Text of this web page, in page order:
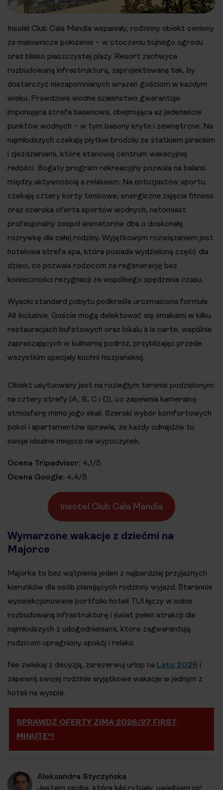
Insolel Club Cala Mandia wspaniały, rodzinny obiekt ceniony
za malownicze położenie – w otoczeniu bujnego ogrodu
oraz blisko piaszczystej plaży. Resort zachwyca
rozbudowaną infrastrukturą, zaprojektowaną tak, by
dostarczyć niezapomnianych wrażeń gościom w każdym
wieku. Prawdziwe wodne szaleństwo gwarantuje
imponująca strefa basenowa, obejmująca aż jedenaście
punktów wodnych – w tym baseny kryte i zewnętrzne. Na
najmłodszych czekają płytkie brodziki ze statkiem pirackim
i zjeżdżalniami, które stanowią centrum wakacyjnej
radości. Bogaty program rekreacyjny pozwala na balans
między aktywnością a relaksem. Na entuzjastów sportu
czekają cztery korty tenisowe, energiczne zajęcia fitness
oraz szeroka oferta sportów wodnych, natomiast
profesjonalny zespół animatorów dba o doskonałą
rozrywkę dla całej rodziny. Wyjątkowym rozwiązaniem jest
hotelowa strefa spa, która posiada wydzieloną część dla
dzieci, co pozwala rodzicom na regenerację bez
konieczności rezygnacji ze wspólnego spędzenia czasu.
Wysoki standard pobytu podkreśla urozmaicona formuła
All Inclusive. Goście mogą delektować się smakami w kilku
restauracjach bufetowych oraz lokalu à la carte, wspólnie
zapraszających w kulinarną podróż, przybliżając przede
wszystkim specjały kuchni hiszpańskiej.
Obiekt usytuowany jest na rozległym terenie podzielonym
na cztery strefy (A, B, C i D), co zapewnia kameralną
atmosferę mimo jego skali. Szeroki wybór komfortowych
pokoi i apartamentów sprawia, że każdy odnajdzie tu
swoje idealne miejsce na wypoczynek.
Ocena Tripadvisor: 4,1/5
Ocena Google: 4,4/5
Insotel Club Cala Mandia
Wymarzone wakacje z dziećmi na
Majorce
Majorka to bez wątpienia jeden z najbardziej przyjaznych
kierunków dla osób planujących rodzinny wyjazd. Starannie
wyselekcjonowane portfolio hoteli TUI łączy w sobie
rozbudowaną infrastrukturę i świat pełen atrakcji dla
najmłodszych z udogodnieniami, które zagwarantują
rodzicom upragniony spokój i relaks.
Nie zwlekaj z decyzją, zarezerwuj urlop na Lato 2026 i
zapewnij swojej rodzinie wyjątkowe wakacje w jednym z
hoteli na wyspie.
SPRAWDŹ OFERTY ZIMA 2026/27 FIRST
MINUTE®!
Aleksandra Styczyńska
Jestem osobą, która lubi rytuały, uwielbiam pić